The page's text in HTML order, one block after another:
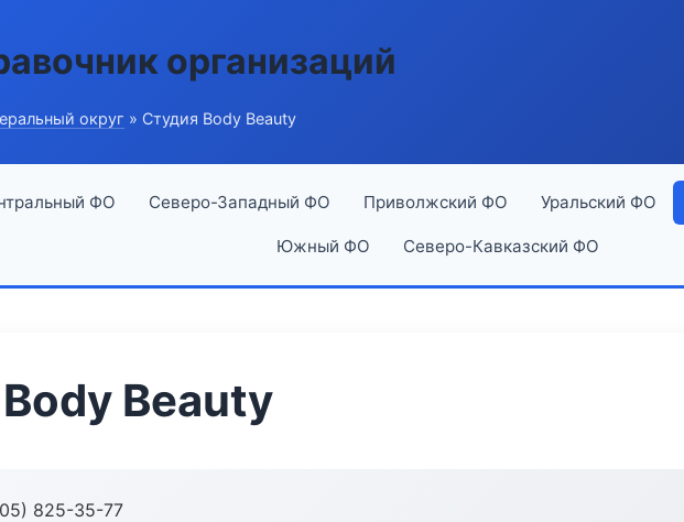
организаций
округ » Студия Body Beauty
ФО Северо-Западный ФО Приволжский ФО Уральский ФО
Южный ФО Северо-Кавказский ФО
Beauty
825-35-77